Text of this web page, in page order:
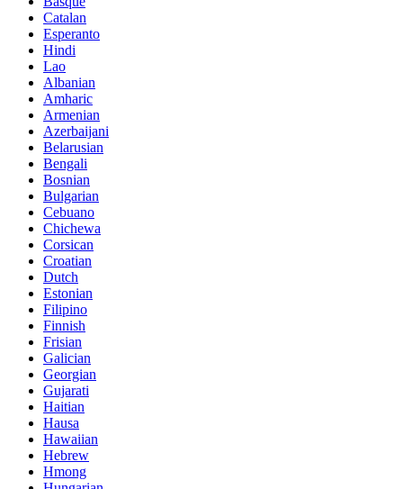
Catalan
Esperanto
Hindi
Lao
Albanian
Amharic
Armenian
Azerbaijani
Belarusian
Bengali
Bosnian
Bulgarian
Cebuano
Chichewa
Corsican
Croatian
Dutch
Estonian
Filipino
Finnish
Frisian
Galician
Georgian
Gujarati
Haitian
Hausa
Hawaiian
Hebrew
Hmong